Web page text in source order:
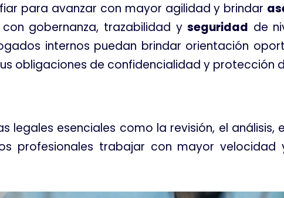
para avanzar con mayor agilidad y brindar
gobernanza, trazabilidad yseguridad de
internos puedan brindar orientación
obligaciones de confidencialidad y protección
legales esenciales como la revisión, el análisis,
profesionales trabajar con mayor